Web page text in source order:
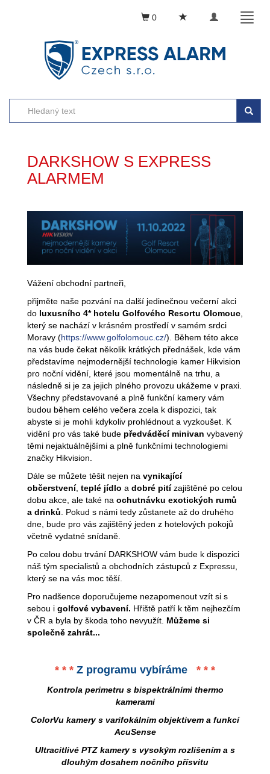
Toggle
0
DARKSHOW S EXPRESS
ALARMEM
Vážení obchodní partneři,
přijměte naše pozvání na další jedinečnou večerní akci
do luxusního 4* hotelu Golfového Resortu Olomouc
který se nachází v krásném prostředí v samém srdci
Moravy (https://www.golfolomouc.cz/). Během této akce
na vás bude čekat několik krátkých přednášek, kde vám
představíme nejmodernější technologie kamer Hikvision
pro noční vidění, které jsou momentálně na trhu, a
následně si je za jejich plného provozu ukážeme v praxi.
Všechny představované a plně funkční kamery vám
budou během celého večera zcela k dispozici, tak
abyste si je mohli kdykoliv prohlédnout a vyzkoušet. K
vidění pro vás také bude předváděcí minivan vybavený
těmi nejaktuálnějšími a plně funkčními technologiemi
značky Hikvision.
Dále se můžete těšit nejen na vynikající
občerstvení, teplé jídlo a dobré pitízajištěné po celou
dobu akce, ale také na ochutnávku exotických rumů
a drinků . Pokud s námi tedy zůstanete až do druhého
dne, bude pro vás zajištěný jeden z hotelových pokojů
včetně vydatné snídaně.
Po celou dobu trvání DARKSHOW vám bude k dispozici
náš tým specialistů a obchodních zástupců z Expressu,
který se na vás moc těší.
Pro nadšence doporučujeme nezapomenout vzít si s
sebou i golfové vybavení. Hřiště patří k těm nejhezčím
v ČR a byla by škoda toho nevyužít. Můžeme si
společně zahrát...
* * * Z programu vybíráme * * *
Kontrola perimetru s bispektrálními thermo
kamerami
ColorVu kamery s varifokálním objektivem a funkcí
AcuSense
Ultracitlivé PTZ kamery s vysokým rozlišením a s
dlouhým dosahem nočního přísvitu